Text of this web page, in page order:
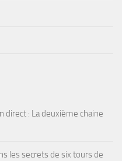
direct : La deuxième chaine
les secrets de six tours de